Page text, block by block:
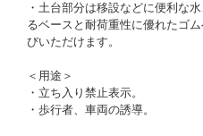
・土台部分は移設などに便利な
るベースと耐荷重性に優れたゴ
びいただけます。
＜用途＞
・立ち入り禁止表示。
・歩行者、車両の誘導。